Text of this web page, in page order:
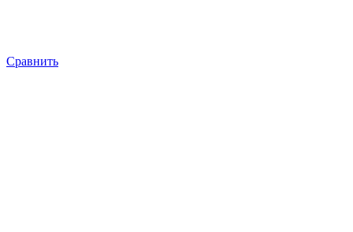
Сравнить